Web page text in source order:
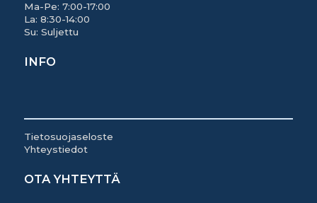
Ma-Pe: 7:00-17:00
La: 8:30-14:00
Su: Suljettu
INFO
Tietosuojaseloste
Yhteystiedot
OTA YHTEYTTÄ